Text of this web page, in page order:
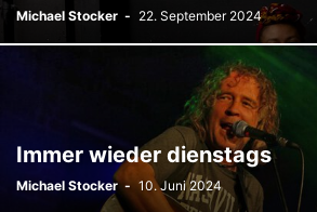
Michael Stocker - 22. September 2024
Immer wieder dienstags
Michael Stocker - 10. Juni 2024